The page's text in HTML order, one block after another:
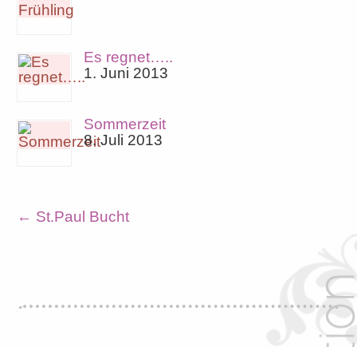
Es regnet…..
1. Juni 2013
Sommerzeit
8. Juli 2013
← St.Paul Bucht